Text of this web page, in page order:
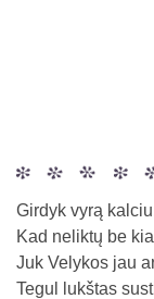
Girdyk vyrą
Kad neliktų be
Juk Velykos jau
Tegul lukštas